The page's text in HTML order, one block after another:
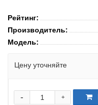
Рейтинг:
Производитель:
Модель:
Цену уточняйте
+
-